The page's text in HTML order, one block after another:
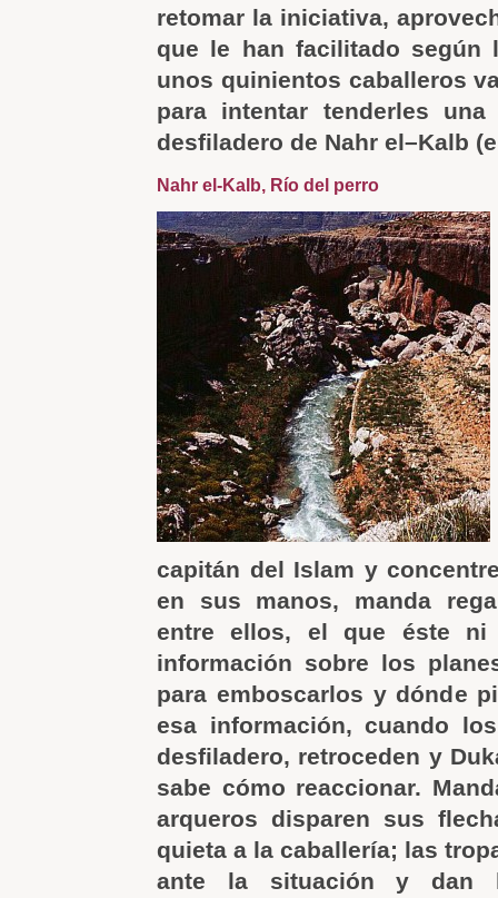
retomar la iniciativa,
que le han facilitado según
unos quinientos caballeros
para intentar tenderles
desfiladero de Nahr el–Kalb
Nahr el-Kalb, Río del perro
capitán del Islam y
en sus manos, manda
entre ellos, el que éste ni
información sobre los
para emboscarlos y dónde
esa información, cuando
desfiladero, retroceden y
sabe cómo reaccionar.
arqueros disparen sus
quieta a la caballería; las
ante la situación y dan